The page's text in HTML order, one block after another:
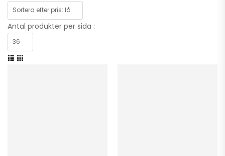
Antal produkter per sida :